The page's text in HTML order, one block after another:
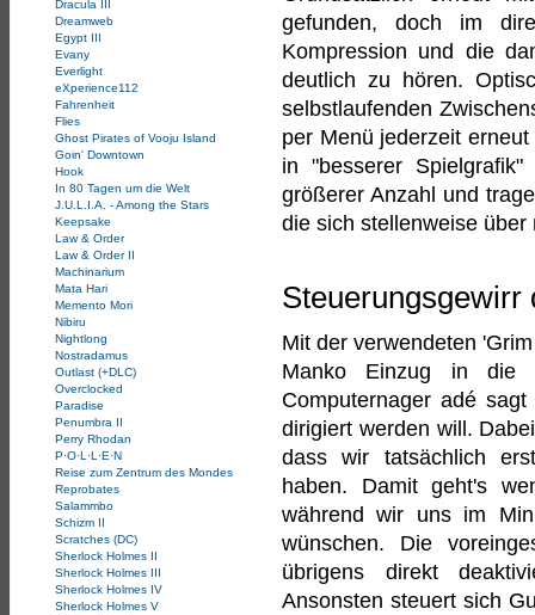
Dracula III
Dreamweb
Egypt III
Evany
Everlight
eXperience112
Fahrenheit
Flies
Ghost Pirates of Vooju Island
Goin' Downtown
Hook
In 80 Tagen um die Welt
J.U.L.I.A. - Among the Stars
Keepsake
Law & Order
Law & Order II
Machinarium
Mata Hari
Memento Mori
Nibiru
Nightlong
Nostradamus
Outlast (+DLC)
Overclocked
Paradise
Penumbra II
Perry Rhodan
P·O·L·L·E·N
Reise zum Zentrum des Mondes
Reprobates
Salammbo
Schizm II
Scratches (DC)
Sherlock Holmes II
Sherlock Holmes III
Sherlock Holmes IV
Sherlock Holmes V
gefunden, doch im
Kompression und die
deutlich zu hören.
selbstlaufenden
per Menü jederzeit
in "besserer
größerer Anzahl und
die sich stellenweise
Steuerungsgewirr
Mit der verwendeten
Manko Einzug in die
Computernager adé
dirigiert werden will.
dass wir tatsächlich
haben. Damit geht's
während wir uns im
wünschen. Die
übrigens direkt
Ansonsten steuert sich